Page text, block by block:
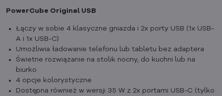
PowerCube Original USB
Łączy w sobie 4 klasyczne gniazda i 2x porty USB (1x USB-
A i 1x USB-C)
Umożliwia ładowanie telefonu lub tabletu bez adaptera
Świetne rozwiązanie na stolik nocny, do kuchni lub na
biurko
4 opcje kolorystyczne
Dostępna również w wersji 35 W z 2x portami USB-C (tylko